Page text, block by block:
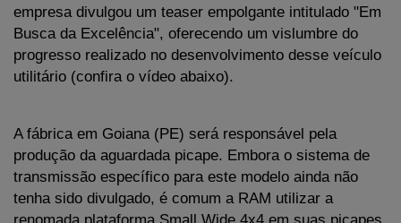
empresa divulgou um teaser empolgante intitulado "Em
Busca da Excelência", oferecendo um vislumbre do
progresso realizado no desenvolvimento desse veículo
utilitário (confira o vídeo abaixo).
A fábrica em Goiana (PE) será responsável pela
produção da aguardada picape. Embora o sistema de
transmissão específico para este modelo ainda não
tenha sido divulgado, é comum a RAM utilizar a
renomada plataforma Small Wide 4x4 em suas picapes